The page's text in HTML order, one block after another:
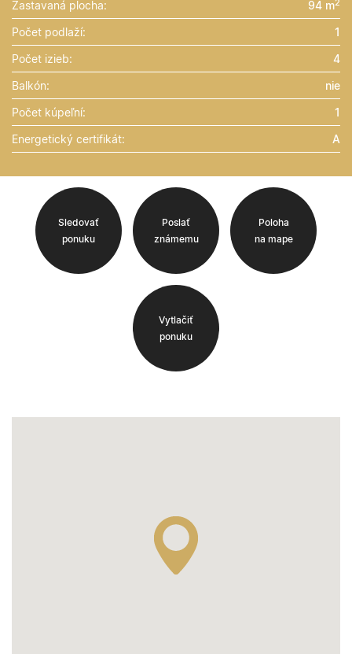
Zastavaná plocha: 94 m2
Počet podlaží:
1
Počet izieb:
4
Balkón:
nie
Počet kúpeľní:
1
Energetický certifikát:
A
Sledovať
ponuku
Poslať
známemu
Poloha
na mape
Vytlačiť
ponuku